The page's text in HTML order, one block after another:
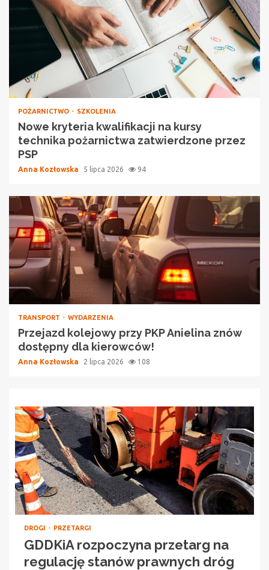
POŻARNICTWO SZKOLENIA
Nowe kryteria kwalifikacji na kursy
technika pożarnictwa zatwierdzone przez
PSP
Anna Kozłowska 5 lipca 2026 94
TRANSPORT WYDARZENIA
Przejazd kolejowy przy PKP Anielina znów
dostępny dla kierowców!
Anna Kozłowska 2 lipca 2026 108
DROGI PRZETARGI
GDDKiA rozpoczyna przetarg na
regulację stanów prawnych dróg